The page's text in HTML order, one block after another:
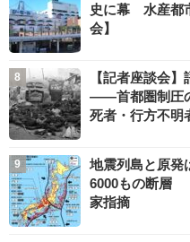
史に幕 水産都
会】
【記者座談会
――首都圏制圧
死者・行方不明
地震列島と原
6000もの断層
家指摘